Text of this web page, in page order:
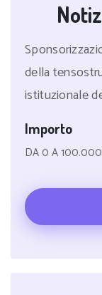
della
istituzionale
Importo
DA 0 A